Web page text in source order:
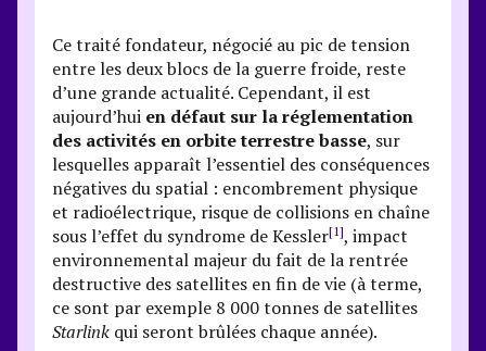
Ce traité fondateur, négocié au pic de tension
entre les deux blocs de la guerre froide, reste
d’une grande actualité. Cependant, il est
aujourd’hui en défaut sur la réglementation
des activités en orbite terrestre basse, sur
lesquelles apparaît l’essentiel des conséquences
négatives du spatial : encombrement physique
et radioélectrique, risque de collisions en chaîne
sous l’effet du syndrome de Kessler[1], impact
environnemental majeur du fait de la rentrée
destructive des satellites en fin de vie (à terme,
ce sont par exemple 8 000 tonnes de satellites
Starlink qui seront brûlées chaque année).